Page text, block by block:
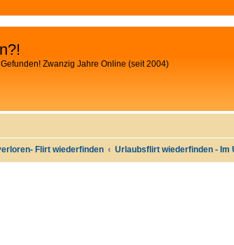
Zwanzig Jahre Online (seit 2004)
Flirt wiederfinden Urlaubsflirt wiederfinden -